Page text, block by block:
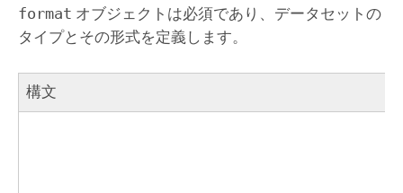
format オブジェクトは必須であり、データセットの
タイプとその形式を定義します。
構文